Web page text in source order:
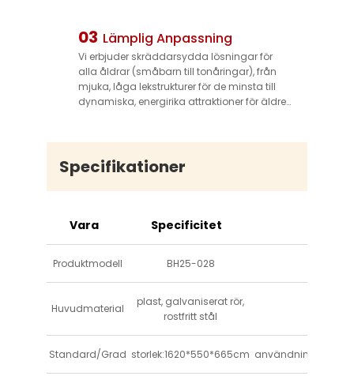
leka säkert, och parkoperatörer kan ha lugnt
i sinnet.
03 Lämplig Anpassning
Vi erbjuder skräddarsydda lösningar för
alla åldrar (småbarn till tonåringar), från
mjuka, låga lekstrukturer för de minsta till
dynamiska, energirika attraktioner för äldre
sjörövare, rymd, natur), så att du kan skapa
ett unikt och engagerande utrymme som
passar ditt varumärke.
Specifikationer
Vara Specificitet
Produktmodell BH25-028
Huvudmaterial
plast, galvaniserat rör,
rostfritt stål
Standard/Grad storlek:1620*550*665cm